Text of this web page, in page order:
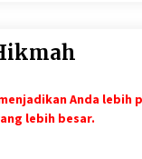
Anda lebih
lebih besar.